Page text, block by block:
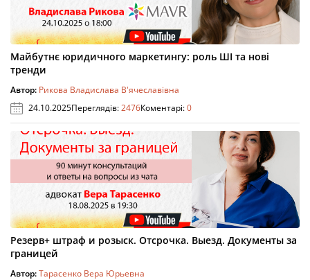
Майбутнє юридичного маркетингу: роль ШІ та нові
тренди
Автор: Рикова Владислава В'ячеславівна
24.10.2025Переглядів:2476Коментарі:0
Резерв+ штраф и розыск. Отсрочка. Выезд. Документы за
границей
Автор:Тарасенко Вера Юрьевна